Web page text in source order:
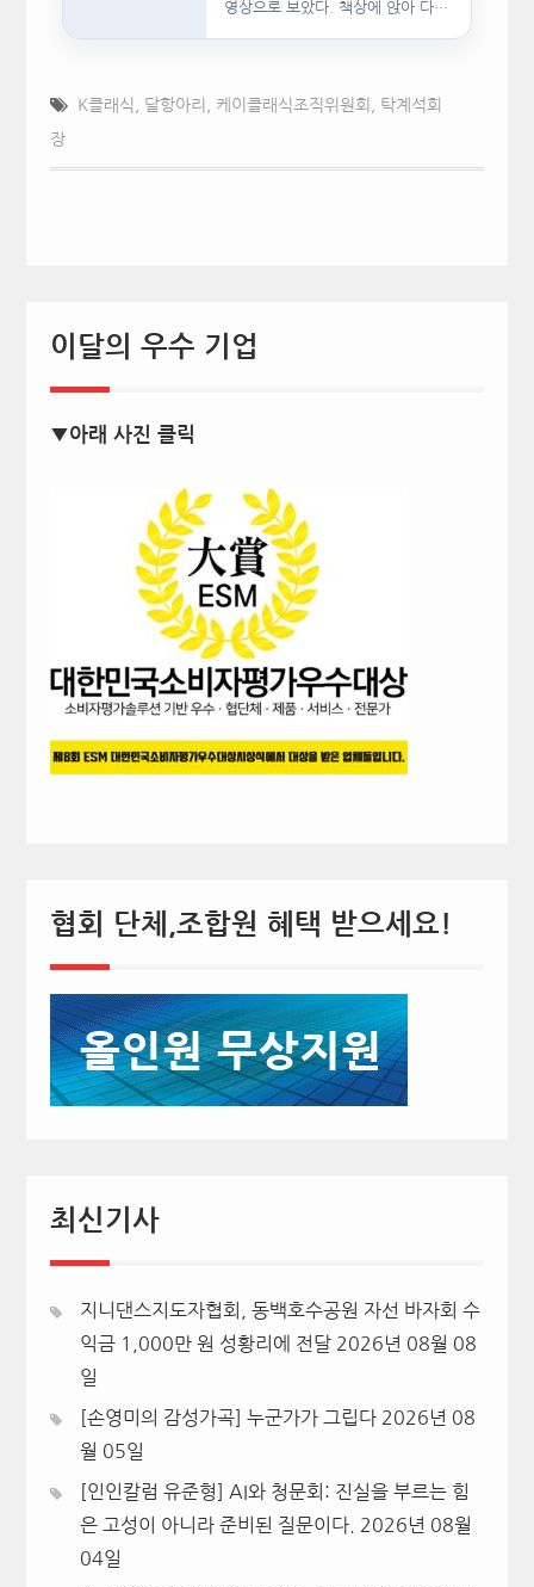
영상으로 보았다. 책상에 앉아 다른
K클래식 달항아리 케이클래식조직위원회 탁계석회
장
이달의 우수 기업
▼아래 사진 클릭
협회 단체,조합원 혜택 받으세요!
최신기사
지니댄스지도자협회, 동백호수공원 자선 바자회 수
익금 1,000만 원 성황리에 전달 2026년 08월 08
일
[손영미의 감성가곡] 누군가가 그립다 2026년 08
월 05일
[인인칼럼 유준형] AI와 청문회: 진실을 부르는 힘
은 고성이 아니라 준비된 질문이다.
2026년 08월
04일